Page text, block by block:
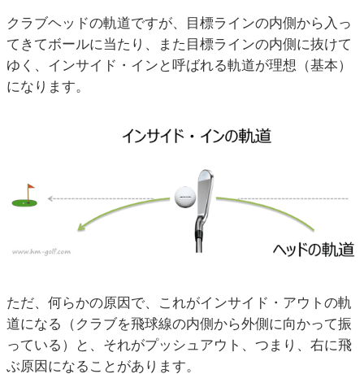
クラブヘッドの軌道ですが、目標ラインの内側から入っ
てきてボールに当たり、また目標ラインの内側に抜けて
ゆく、インサイド・インと呼ばれる軌道が理想（基本）
になります。
ただ、何らかの原因で、これがインサイド・アウトの軌
道になる（クラブを飛球線の内側から外側に向かって振
っている）と、それがプッシュアウト、つまり、右に飛
ぶ原因になることがあります。